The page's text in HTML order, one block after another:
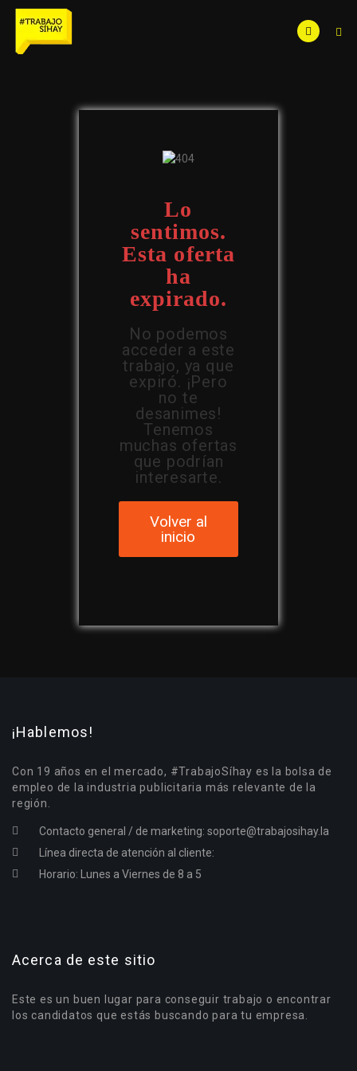
Lo
sentimos.
Esta oferta
ha
expirado.
No podemos
acceder a este
trabajo, ya que
expiró. ¡Pero
no te
desanimes!
Tenemos
muchas ofertas
que podrían
interesarte.
Volver al
inicio
¡Hablemos!
Con 19 años en el mercado, #TrabajoSíhay es la bolsa de
empleo de la industria publicitaria más relevante de la
región.
Contacto general / de marketing: soporte@trabajosihay.la
Línea directa de atención al cliente:
Horario: Lunes a Viernes de 8 a 5
Acerca de este sitio
Este es un buen lugar para conseguir trabajo o encontrar
los candidatos que estás buscando para tu empresa.